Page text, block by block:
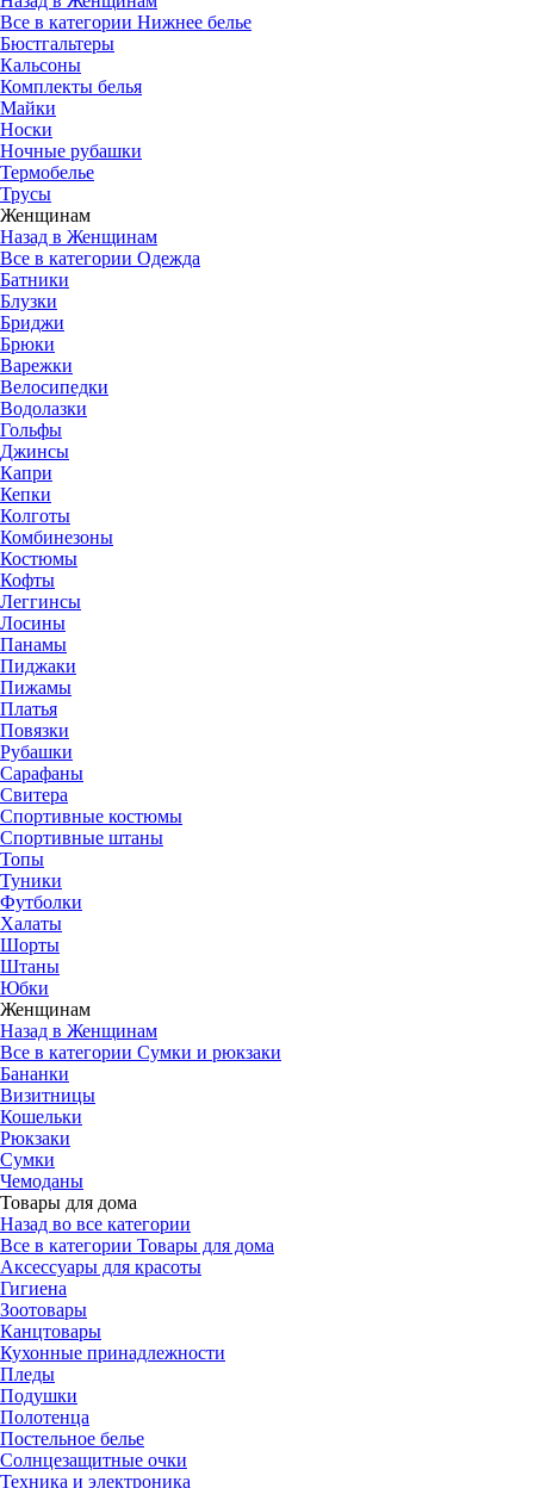
Все в категории Нижнее белье
Бюстгальтеры
Кальсоны
Комплекты белья
Майки
Носки
Ночные рубашки
Термобелье
Трусы
Женщинам
Назад в Женщинам
Все в категории Одежда
Батники
Блузки
Бриджи
Брюки
Варежки
Велосипедки
Водолазки
Гольфы
Джинсы
Капри
Кепки
Колготы
Комбинезоны
Костюмы
Кофты
Леггинсы
Лосины
Панамы
Пиджаки
Пижамы
Платья
Повязки
Рубашки
Сарафаны
Свитера
Спортивные костюмы
Спортивные штаны
Топы
Туники
Футболки
Халаты
Шорты
Штаны
Юбки
Женщинам
Назад в Женщинам
Все в категории Сумки и рюкзаки
Бананки
Визитницы
Кошельки
Рюкзаки
Сумки
Чемоданы
Товары для дома
Назад во все категории
Все в категории Товары для дома
Аксессуары для красоты
Гигиена
Зоотовары
Канцтовары
Кухонные принадлежности
Пледы
Подушки
Полотенца
Постельное белье
Солнцезащитные очки
Техника и электроника